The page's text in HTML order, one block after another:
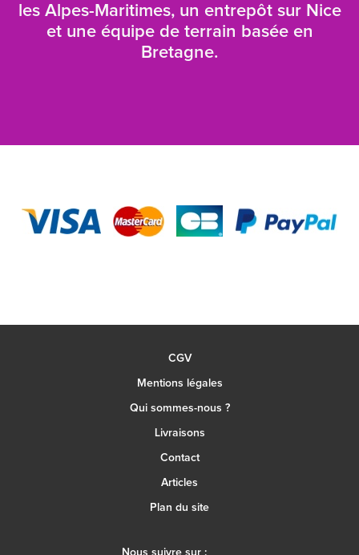
les Alpes-Maritimes, un entrepôt sur Nice
et une équipe de terrain basée en
Bretagne.
CGV
Mentions légales
Qui sommes-nous ?
Livraisons
Contact
Articles
Plan du site
Nous suivre sur :